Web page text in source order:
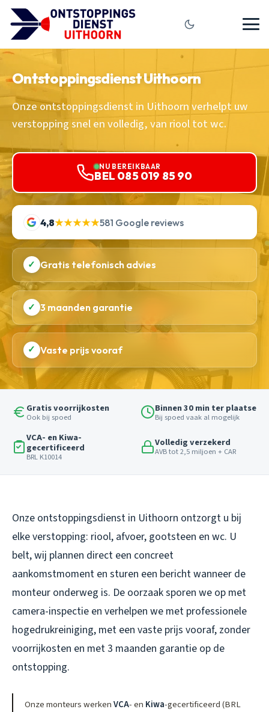
Ontstoppingsdienst Uithoorn
Onze ontstoppingsdienst in Uithoorn verhelpt uw
verstopping snel en volledig, van riool tot wc.
NU BEREIKBAAR
BEL 085 019 85 90
4,8★★★★★581 Google reviews
✓ Gratis telefonisch advies
✓ 3 maanden garantie
✓ Vaste prijs vooraf
Gratis voorrijkosten
Ook bij spoed
Binnen 30 min ter plaatse
Bij spoed vaak al mogelijk
VCA- en Kiwa-
gecertificeerd
BRL K10014
Volledig verzekerd
AVB tot 2,5 miljoen + CAR
Onze ontstoppingsdienst in Uithoorn ontzorgt u bij
elke verstopping: riool, afvoer, gootsteen en wc. U
belt, wij plannen direct een concreet
aankomstmoment en sturen een bericht wanneer de
monteur onderweg is. De oorzaak sporen we op met
camera-inspectie en verhelpen we met professionele
hogedrukreiniging, met een vaste prijs vooraf, zonder
voorrijkosten en met 3 maanden garantie op de
ontstopping.
Onze monteurs werkenVCA- en Kiwa-gecertificeerd (BRL